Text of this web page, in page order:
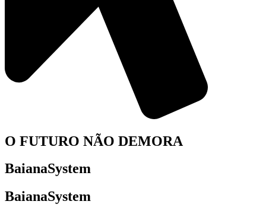
O FUTURO NÃO DEMORA
BaianaSystem
BaianaSystem